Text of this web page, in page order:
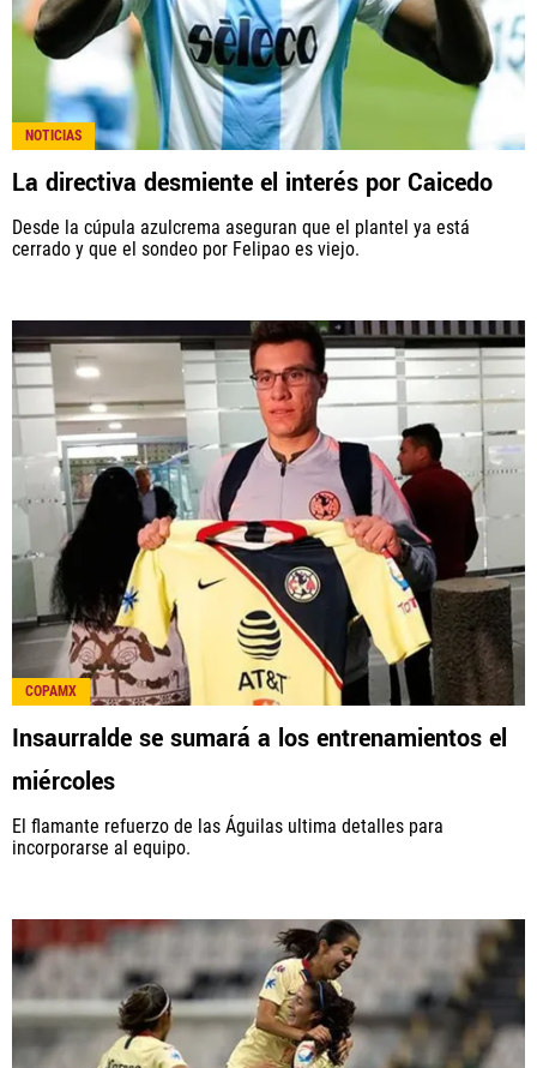
NOTICIAS
La directiva desmiente el interés por Caicedo
Desde la cúpula azulcrema aseguran que el plantel ya está
cerrado y que el sondeo por Felipao es viejo.
COPAMX
Insaurralde se sumará a los entrenamientos el
miércoles
El flamante refuerzo de las Águilas ultima detalles para
incorporarse al equipo.